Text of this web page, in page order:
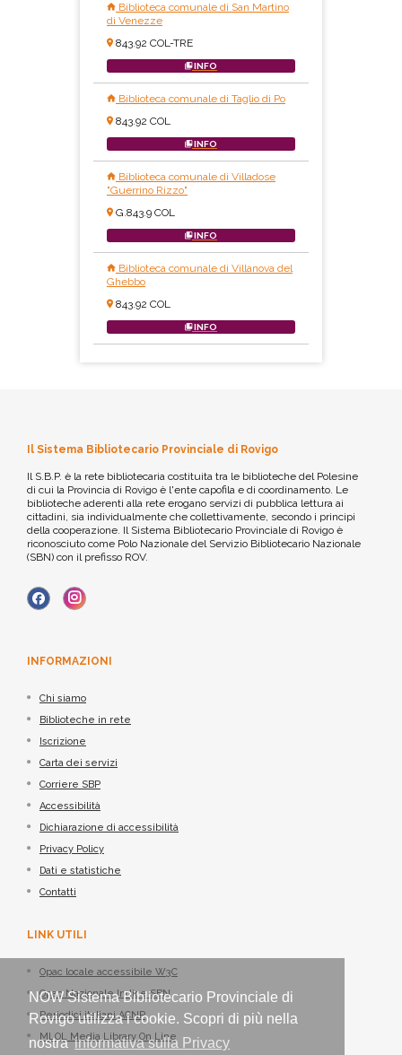
NOW Sistema Bibliotecario Provinciale di
Rovigo utilizza i cookie. Scopri di più nella
nostrainformativa sulla Privacy
Biblioteca comunale di San Martino
di Venezze
843.92 COL-TRE
INFO
Biblioteca comunale di Taglio di Po
843.92 COL
INFO
Biblioteca comunale di Villadose
"Guerrino Rizzo"
G.843.9 COL
INFO
Biblioteca comunale di Villanova del
Ghebbo
843.92 COL
INFO
Il Sistema Bibliotecario Provinciale di Rovigo
Il S.B.P. è la rete bibliotecaria costituita tra le biblioteche del Polesine
di cui la Provincia di Rovigo è l'ente capofila e di coordinamento. Le
biblioteche aderenti alla rete erogano servizi di pubblica lettura ai
cittadini, sia individualmente che collettivamente, secondo i principi
della cooperazione. Il Sistema Bibliotecario Provinciale di Rovigo è
riconosciuto come Polo Nazionale del Servizio Bibliotecario Nazionale
(SBN) con il prefisso ROV.
INFORMAZIONI
Chi siamo
Biblioteche in rete
Iscrizione
Carta dei servizi
Corriere SBP
Accessibilità
Dichiarazione di accessibilità
Privacy Policy
Dati e statistiche
Contatti
LINK UTILI
Opac locale accessibile W3C
Opac Nazionale Indice SBN
Periodici italiani ACNP
MLOL Media Library On Line